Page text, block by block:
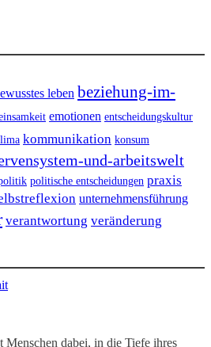
leben beziehung-im-
emotionen entscheidungskultur
kommunikation konsum
und-arbeitswelt
politische entscheidungen praxis
unternehmensführung
verantwortung veränderung
Menschen dabei, in die Tiefe ihres